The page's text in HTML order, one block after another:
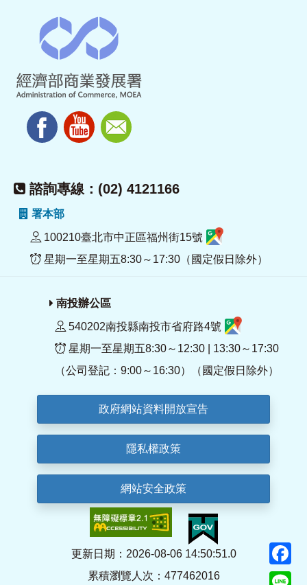
諮詢專線：(02) 4121166
署本部
100210臺北市中正區福州街15號
星期一至星期五8:30～17:30（國定假日除外）
南投辦公區
540202南投縣南投市省府路4號
星期一至星期五8:30～12:30 | 13:30～17:30
（公司登記：9:00～16:30）（國定假日除外）
政府網站資料開放宣告
隱私權政策
網站安全政策
更新日期：2026-08-06 14:50:51.0
累積瀏覽人次：477462016